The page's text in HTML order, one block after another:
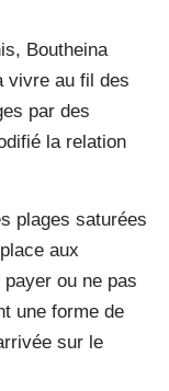
Boutheina
vivre au fil des
par des
la relation
plages saturées
aux
ou ne pas
une forme de
sur le